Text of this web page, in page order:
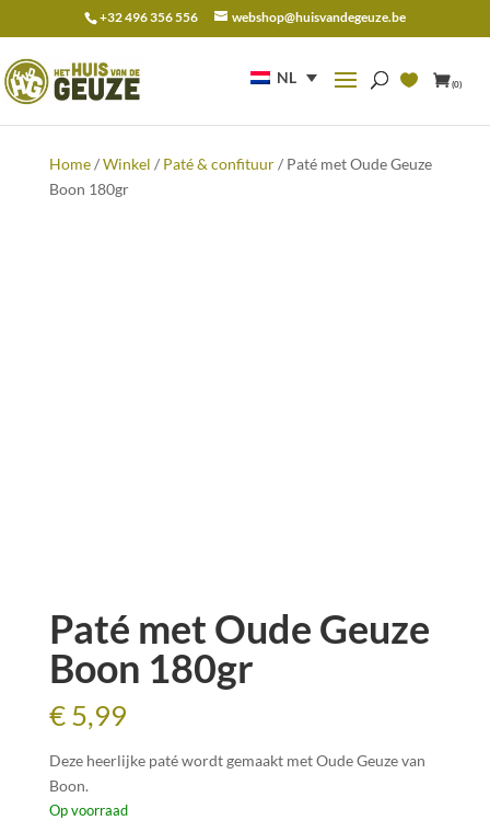
+32 496 356 556 webshop@huisvandegeuze.be
NL (0)
naar:
Home/Winkel / Paté & confituur/ Paté met Oude Geuze
Boon 180gr
Paté met Oude Geuze
Boon 180gr
€5,99
Deze heerlijke paté wordt gemaakt met Oude Geuze van
Boon.
Op voorraad